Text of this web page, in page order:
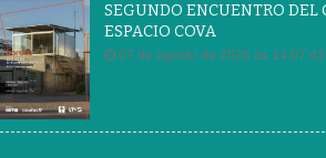
SEGUNDO ENCUENTRO DEL
ESPACIO COVA
07 de agosto de 2026 às 14:07:43